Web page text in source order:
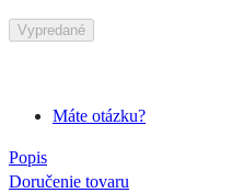
Vypredané
Máte otázku?
Popis
Doručenie tovaru